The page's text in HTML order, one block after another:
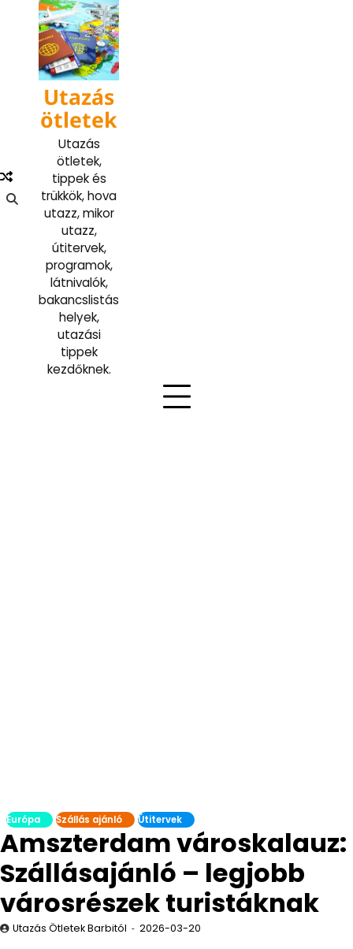
content
Utazás
ötletek
Utazás
ötletek,
tippek és
trükkök, hova
utazz, mikor
utazz,
útitervek,
programok,
látnivalók,
bakancslistás
helyek,
utazási
tippek
kezdőknek.
Európa Szállás ajánló Útitervek
Amszterdam városkalauz:
Szállásajánló – legjobb
városrészek turistáknak
Utazás Ötletek Barbitól 2026-03-20